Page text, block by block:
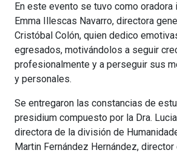
En este evento se tuvo como oradora
Emma Illescas Navarro, directora
Cristóbal Colón, quien dedico
egresados, motivándolos a seguir
profesionalmente y a perseguir sus
y personales.
Se entregaron las constancias de
presidium compuesto por la Dra.
directora de la división de
Martin Fernández Hernández,